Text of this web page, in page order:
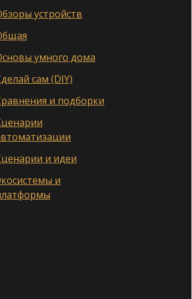
устройств
умного дома
сам (DIY)
и подборки
и идеи
и